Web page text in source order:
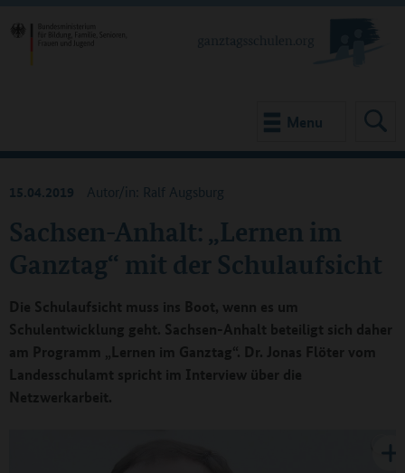
Menu
Sachsen-Anhalt: „Lernen im
Ganztag“ mit der Schulaufsicht
15.04.2019 Autor/in: Ralf Augsburg
Die Schulaufsicht muss ins Boot, wenn es um
Schulentwicklung geht. Sachsen-Anhalt beteiligt sich daher
am Programm „Lernen im Ganztag“. Dr. Jonas Flöter vom
Landesschulamt spricht im Interview über die
Netzwerkarbeit.